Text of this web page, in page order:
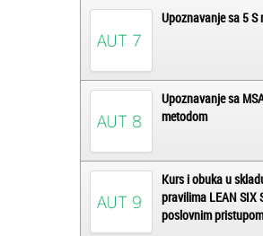
Upoznavanje sa 5 S
Upoznavanje sa
metodom
Kurs i obuka u
pravilima LEAN SIX
poslovnim pristupom